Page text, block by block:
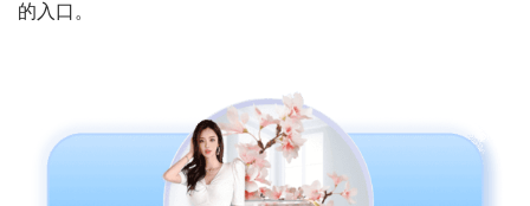
的入口。